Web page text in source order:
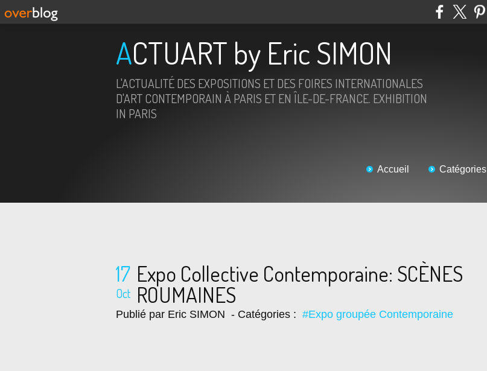
ACTUART by Eric SIMON
L'ACTUALITÉ DES EXPOSITIONS ET DES FOIRES INTERNATIONALES
D'ART CONTEMPORAIN À PARIS ET EN ÎLE-DE-FRANCE. EXHIBITION
IN PARIS
Accueil Catégories
17
Oct
Expo Collective Contemporaine: SCÈNES
ROUMAINES
Publié par Eric SIMON - Catégories : #Expo groupée Contemporaine